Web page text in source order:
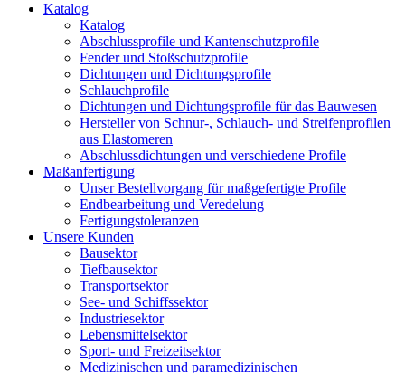
Katalog
Katalog
Abschlussprofile und Kantenschutzprofile
Fender und Stoßschutzprofile
Dichtungen und Dichtungsprofile
Schlauchprofile
Dichtungen und Dichtungsprofile für das Bauwesen
Hersteller von Schnur-, Schlauch- und Streifenprofilen
aus Elastomeren
Abschlussdichtungen und verschiedene Profile
Maßanfertigung
Unser Bestellvorgang für maßgefertigte Profile
Endbearbeitung und Veredelung
Fertigungstoleranzen
Unsere Kunden
Bausektor
Tiefbausektor
Transportsektor
See- und Schiffssektor
Industriesektor
Lebensmittelsektor
Sport- und Freizeitsektor
Medizinischen und paramedizinischen